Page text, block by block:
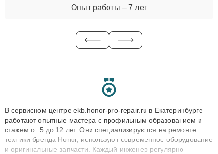
Опыт работы – 7 лет
В сервисном центре ekb.honor-pro-repair.ru в Екатеринбурге
работают опытные мастера с профильным образованием и
стажем от 5 до 12 лет. Они специализируются на ремонте
техники бренда Honor, используют современное оборудование
и оригинальные запчасти. Каждый инженер регулярно